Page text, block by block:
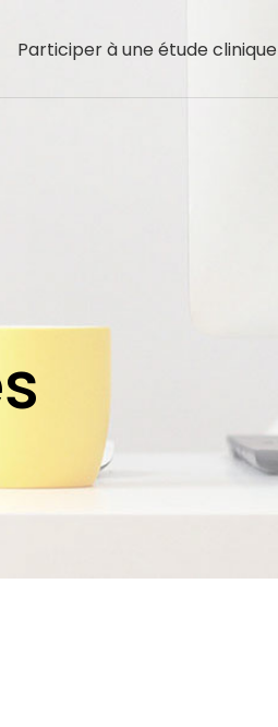
Participer à une étude clinique